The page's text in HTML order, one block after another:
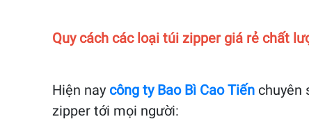
Quy cách các loại túi zipper giá rẻ chất
Hiện nay công ty Bao Bì Cao Tiếnchuyên
zipper tới mọi người: